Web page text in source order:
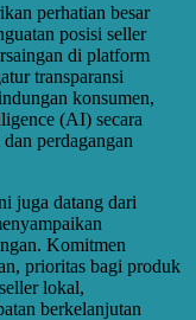
perhatian besar
posisi seller
di platform
transparansi
konsumen,
(AI) secara
perdagangan
juga datang dari
Komitmen
prioritas bagi produk
lokal,
berkelanjutan